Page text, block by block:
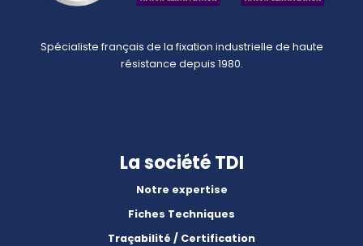
Spécialiste français de la fixation industrielle de haute
résistance depuis 1980.
La société TDI
Notre expertise
Fiches Techniques
Traçabilité / Certification